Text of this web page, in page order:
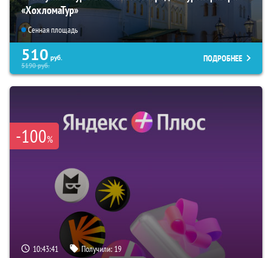
«ХохломаТур»
Сенная площадь
510 руб.
5190руб.
ПОДРОБНЕЕ
-100%
10:43:40 Получили: 19